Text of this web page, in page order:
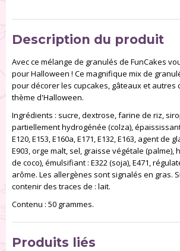
Description du produit
Avec ce mélange de granulés de FunCakes
pour Halloween ! Ce magnifique mix de
pour décorer les cupcakes, gâteaux et autres
thème d'Halloween.
Ingrédients : sucre, dextrose, farine de riz,
partiellement hydrogénée (colza), épaississant
E120, E153, E160a, E171, E132, E163, agent de
E903, orge malt, sel, graisse végétale (palme),
de coco), émulsifiant : E322 (soja), E471,
arôme. Les allergènes sont signalés en gras.
contenir des traces de : lait.
Contenu : 50 grammes.
Produits liés